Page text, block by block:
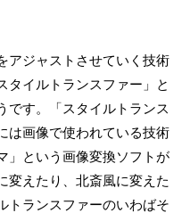
アジャストさせていく技術
タイルトランスファー」と
です。「スタイルトランス
は画像で使われている技術
」という画像変換ソフトが
変えたり、北斎風に変えた
トランスファーのいわばそ